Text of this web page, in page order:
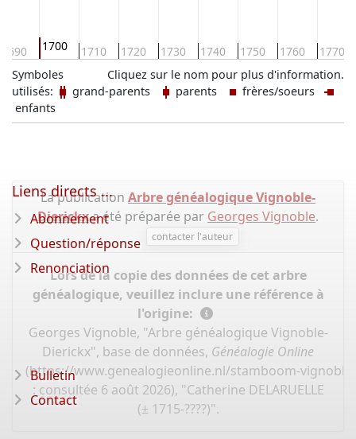
1690 1700 1710 1720 1730 1740 1750 1760 1770
Cliquez sur le nom pour plus d'information.
Symboles
utilisés:
grand-parents parents
frères/soeurs
enfants
La publication Arbre généalogique Vignoble-
Dierickxa été préparée par Georges Vignoble.
contacter l'auteur
Lors de la copie des données de cet arbre
généalogique, veuillez inclure une référence à
l'origine:
Georges Vignoble, "Arbre généalogique Vignoble-
Dierickx", base de données, Généalogie Online
(https://www.genealogieonline.nl/stamboom-
: consultée 6 août 2026), "Catherine DELARUELLE
(± 1715-????)".
Liens directs ...
Abonnement
Question/réponse
Renonciation
Bulletin
Contact